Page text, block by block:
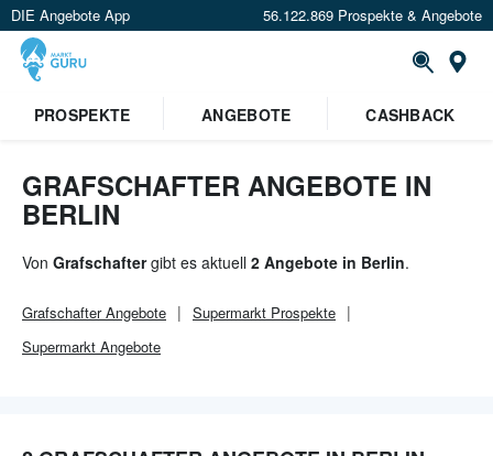
DIE Angebote App 56.122.869 Prospekte & Angebote
PROSPEKTE ANGEBOTE CASHBACK
GRAFSCHAFTER ANGEBOTE IN
BERLIN
Von Grafschaftergibt es aktuell 2 Angebote in Berlin.
GrafschafterAngebote Supermarkt Prospekte
Supermarkt Angebote